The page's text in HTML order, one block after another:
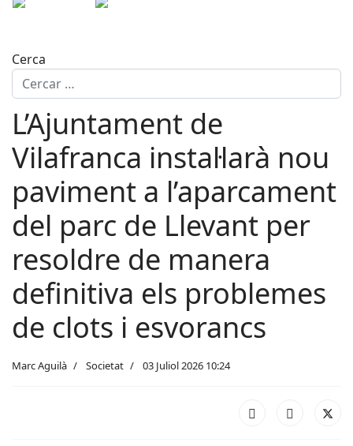
Cerca
L’Ajuntament de
Vilafranca instal·larà nou
paviment a l’aparcament
del parc de Llevant per
resoldre de manera
definitiva els problemes
de clots i esvorancs
Marc Aguilà Societat 03 Juliol 2026 10:24